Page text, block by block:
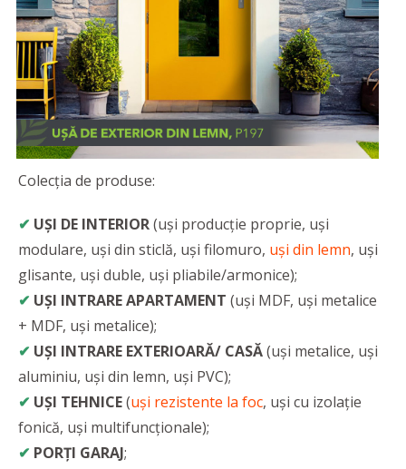
Colecția de produse:
✔ UȘI DE INTERIOR(uși producție proprie, uși
modulare, uși din sticlă, uși filomuro, uși din lemn, uși
glisante, uși duble, uși pliabile/armonice);
✔ UȘI INTRARE APARTAMENT (uși MDF, uși metalice
+ MDF, uși metalice);
✔ UȘI INTRARE EXTERIOARĂ/ CASĂ(uși metalice, uși
aluminiu, uși din lemn, uși PVC);
✔ UȘI TEHNICE(uși rezistente la foc, uși cu izolație
fonică, uși multifuncționale);
✔ PORȚI GARAJ;